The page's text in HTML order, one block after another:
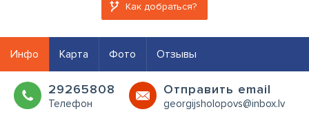
Как добраться?
Инфо Карта Фото Отзывы
29265808
Телефон
Oтправить email
georgijsholopovs@inbox.lv